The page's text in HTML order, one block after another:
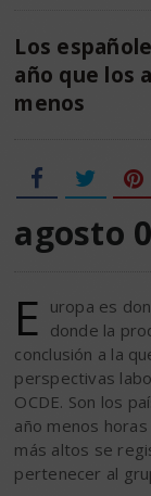
Los
año que los
menos
agosto
E uropa es
donde la
conclusión a la
perspectivas
OCDE. Son los
año menos
más altos se
pertenecer al